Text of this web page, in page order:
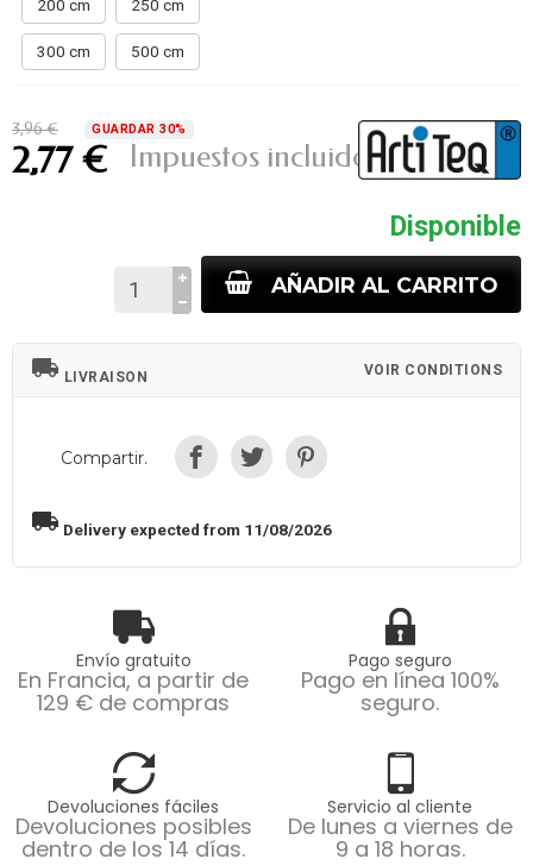
200 cm 250 cm
300 cm 500 cm
3,96 € GUARDAR 30%
2,77 € Impuestos incluidos
Disponible
AÑADIR AL CARRITO
local_shipping LIVRAISON VOIR CONDITIONS
Compartir.
local_shipping Delivery expected from 11/08/2026
Envío gratuito
En Francia, a partir de
129 € de compras
Pago seguro
Pago en línea 100%
seguro.
Devoluciones fáciles
Devoluciones posibles
dentro de los 14 días.
Servicio al cliente
De lunes a viernes de
9 a 18 horas.